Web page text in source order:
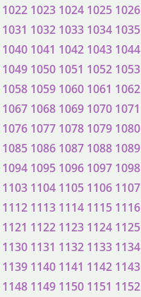
1022 1023 1024 1025 1026
1031 1032 1033 1034 1035
1040 1041 1042 1043 1044
1049 1050 1051 1052 1053
1058 1059 1060 1061 1062
1067 1068 1069 1070 1071
1076 1077 1078 1079 1080
1085 1086 1087 1088 1089
1094 1095 1096 1097 1098
1103 1104 1105 1106 1107
1112 1113 1114 1115 1116
1121 1122 1123 1124 1125
1130 1131 1132 1133 1134
1139 1140 1141 1142 1143
1148 1149 1150 1151 1152